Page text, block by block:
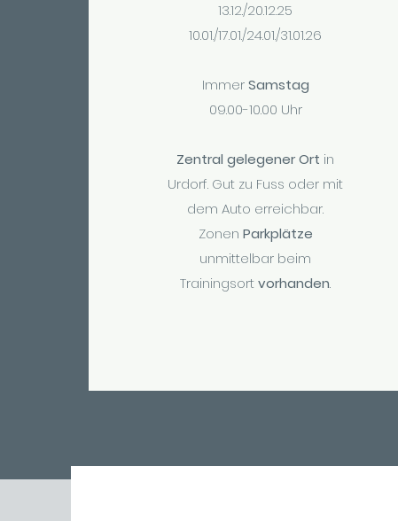
13.12./20.12.25
10.01./17.01./24.01./31.01.26
ImmerSamstag
09.00-10.00 Uhr
Zentral gelegener Ort in
Urdorf. Gut zu Fuss oder mit
dem Auto erreichbar.
Zonen Parkplätze
unmittelbar beim
Trainingsortvorhanden.